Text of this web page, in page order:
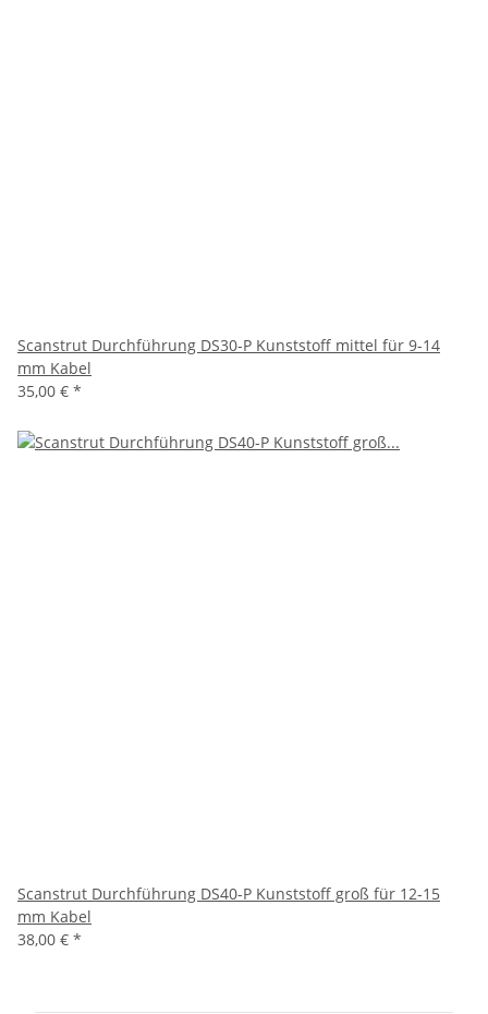
Scanstrut Durchführung DS30-P Kunststoff mittel für 9-14
mm Kabel
35,00 € *
Scanstrut Durchführung DS40-P Kunststoff groß für 12-15
mm Kabel
38,00 € *